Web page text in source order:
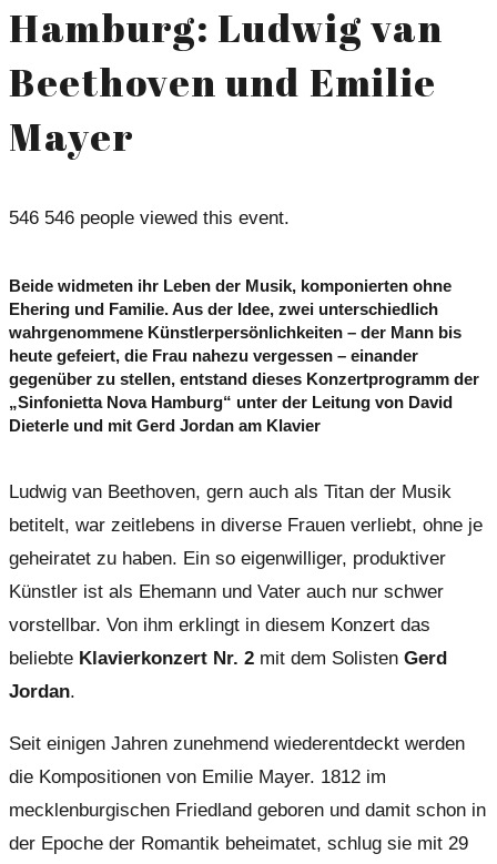
Hamburg: Ludwig van
Beethoven und Emilie
Mayer
546 546 people viewed this event.
Beide widmeten ihr Leben der Musik, komponierten ohne
Ehering und Familie. Aus der Idee, zwei unterschiedlich
wahrgenommene Künstlerpersönlichkeiten – der Mann bis
heute gefeiert, die Frau nahezu vergessen – einander
gegenüber zu stellen, entstand dieses Konzertprogramm der
„Sinfonietta Nova Hamburg“ unter der Leitung von David
Dieterle und mit Gerd Jordan am Klavier
Ludwig van Beethoven, gern auch als Titan der Musik
betitelt, war zeitlebens in diverse Frauen verliebt, ohne je
geheiratet zu haben. Ein so eigenwilliger, produktiver
Künstler ist als Ehemann und Vater auch nur schwer
vorstellbar. Von ihm erklingt in diesem Konzert das
beliebte Klavierkonzert Nr. 2 mit dem Solisten Gerd
Jordan.
Seit einigen Jahren zunehmend wiederentdeckt werden
die Kompositionen von Emilie Mayer. 1812 im
mecklenburgischen Friedland geboren und damit schon in
der Epoche der Romantik beheimatet, schlug sie mit 29